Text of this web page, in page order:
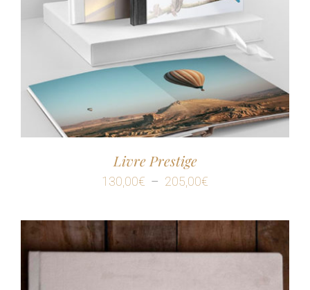
Livre Prestige
130,00€ – 205,00€
prix :
130,00€